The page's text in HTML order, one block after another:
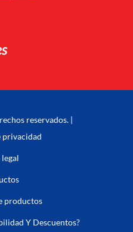
reservados. |
privacidad
productos
Y Descuentos?